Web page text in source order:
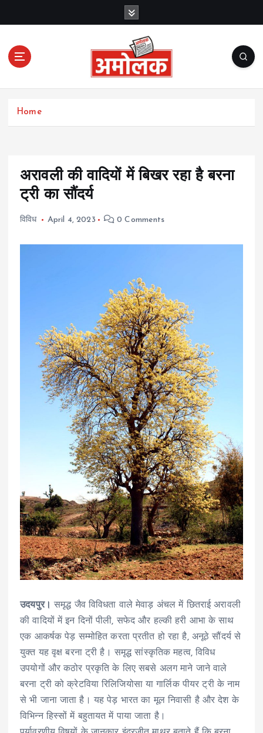
c
Amolak News
Home
अरावली की वादियों में बिखर रहा है बरना
ट्री का सौंदर्य
विविध April 4, 2023 0 Comments
उदयपुर।समृद्ध जैव विविधता वाले मेवाड़ अंचल में छितराई अरावली
की वादियों में इन दिनों पीली, सफेद और हल्की हरी आभा के साथ
एक आकर्षक पेड़ सम्मोहित करता प्रतीत हो रहा है, अनूठे सौंदर्य से
युक्त यह वृक्ष बरना ट्री है। समृद्ध सांस्कृतिक महत्व, विविध
उपयोगों और कठोर प्रकृति के लिए सबसे अलग माने जाने वाले
बरना ट्री को क्रेटविया रिलिजियोसा या गार्लिक पीयर ट्री के नाम
से भी जाना जाता है। यह पेड़ भारत का मूल निवासी है और देश के
विभिन्न हिस्सों में बहुतायत में पाया जाता है।